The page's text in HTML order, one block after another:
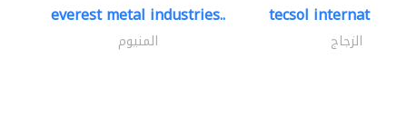
everest metal industries..
المنيوم
tecsol
الزجاج